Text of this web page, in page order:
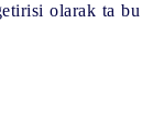
olarak ta bu